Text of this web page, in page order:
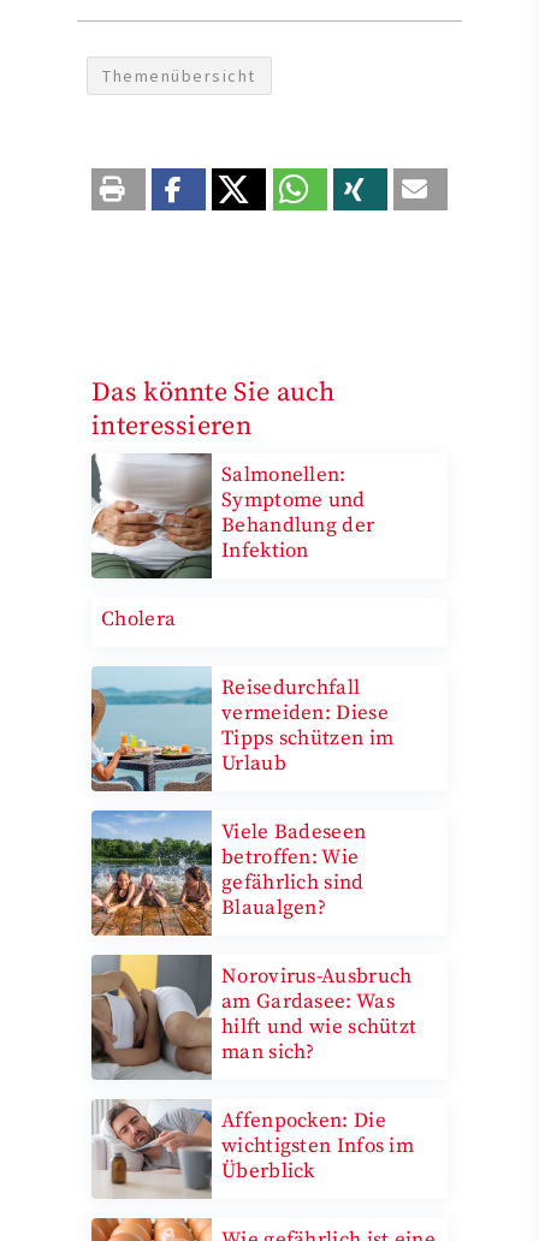
Themenübersicht
Das könnte Sie auch
interessieren
Salmonellen:
Symptome und
Behandlung der
Infektion
Cholera
Reisedurchfall
vermeiden: Diese
Tipps schützen im
Urlaub
Viele Badeseen
betroffen: Wie
gefährlich sind
Blaualgen?
Norovirus-Ausbruch
am Gardasee: Was
hilft und wie schützt
man sich?
Affenpocken: Die
wichtigsten Infos im
Überblick